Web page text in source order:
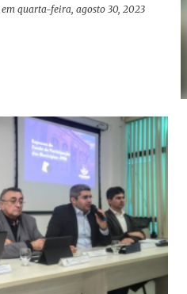
em quarta-feira, agosto 30, 2023